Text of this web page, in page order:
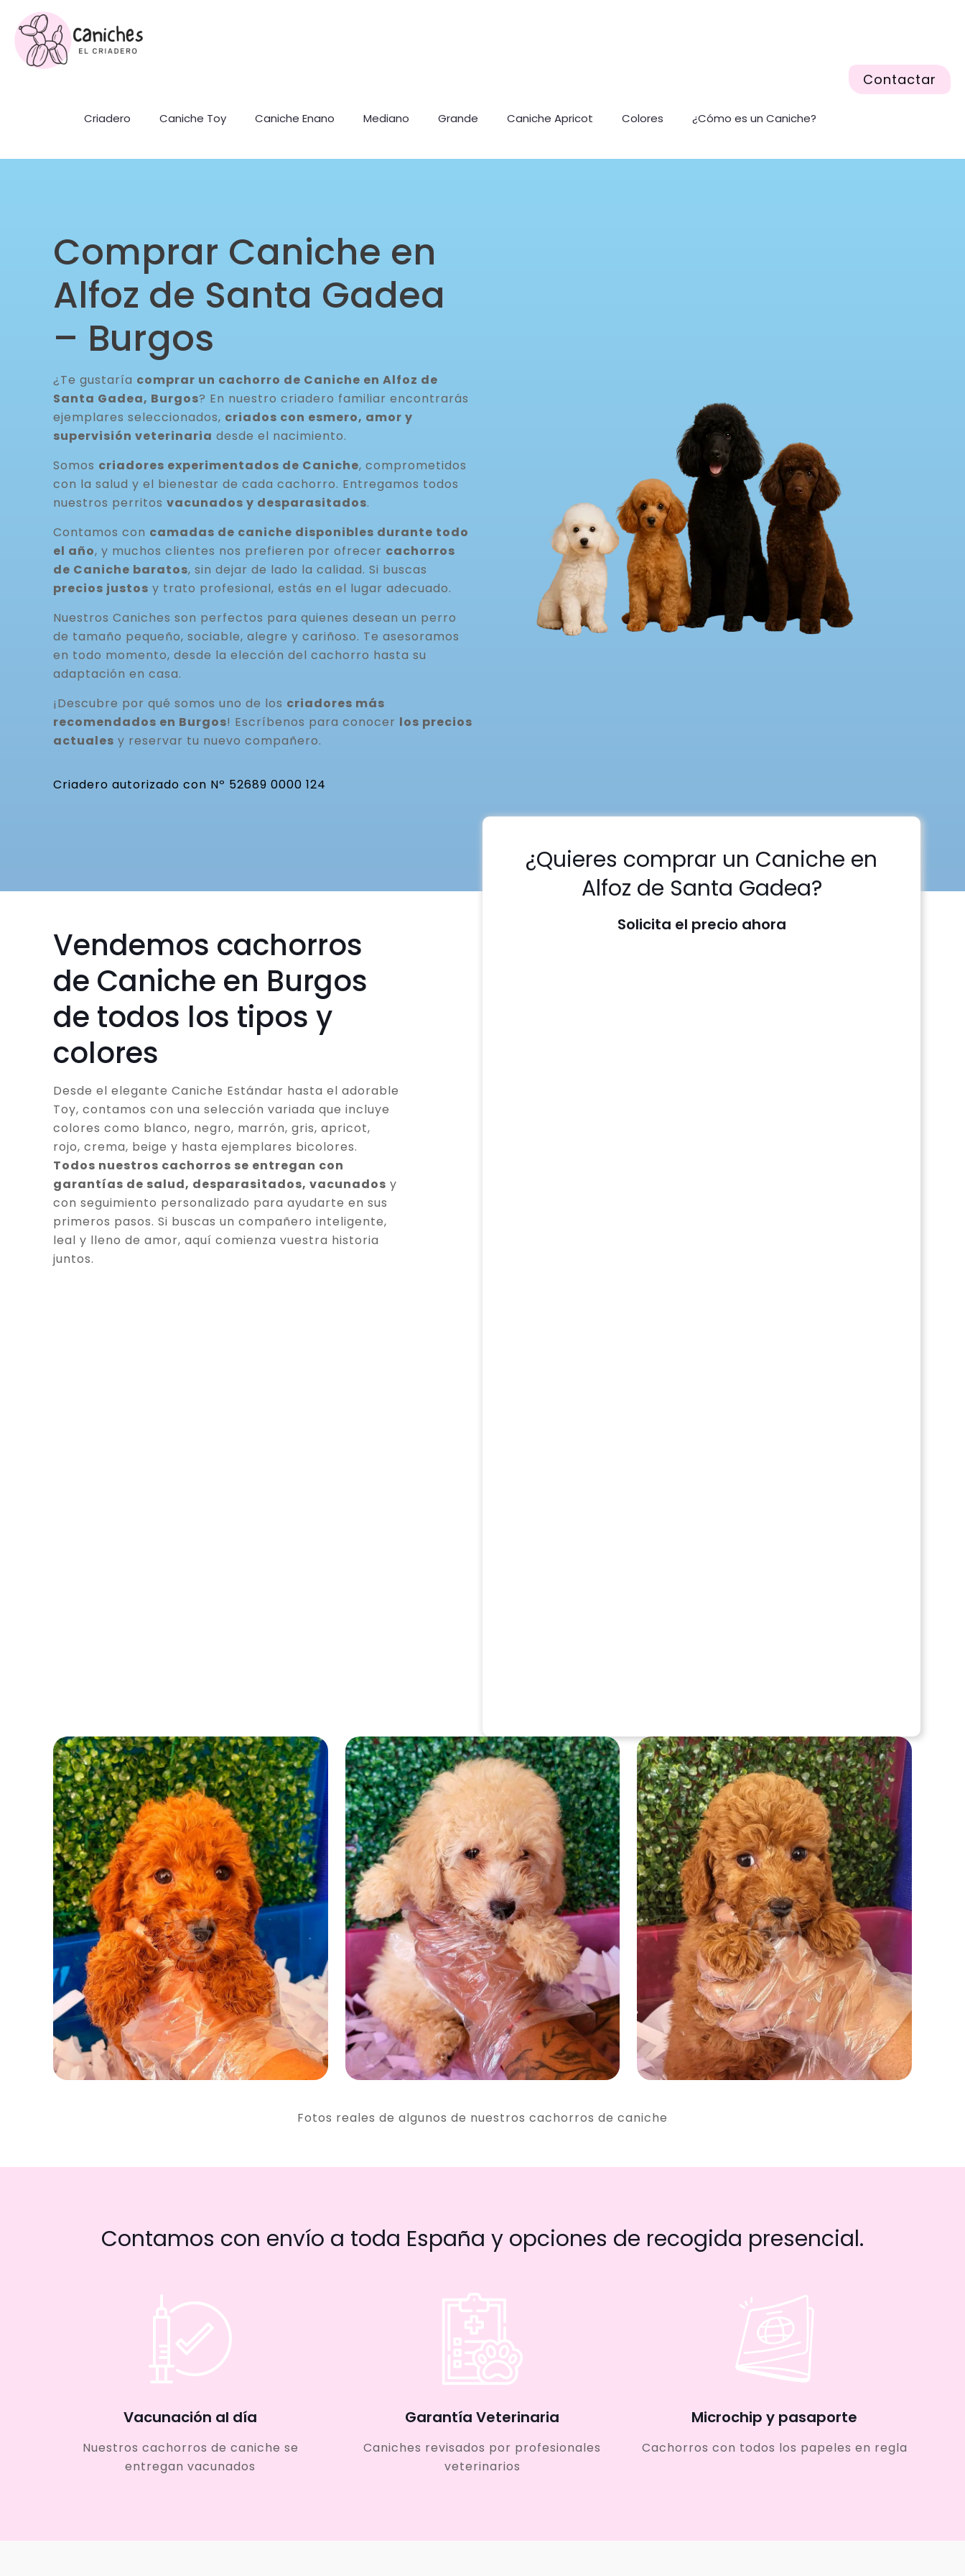
Criadero Caniche Toy Caniche Enano Mediano Grande Caniche Apricot Colores ¿Cómo es un Caniche?
Contactar
Comprar Caniche en
Alfoz de Santa Gadea
– Burgos
¿Te gustaría comprar un cachorro de Caniche en Alfoz de
Santa Gadea, Burgos? En nuestro criadero familiar encontrarás
ejemplares seleccionados, criados con esmero, amor y
supervisión veterinaria desde el nacimiento.
Somos criadores experimentados de Caniche, comprometidos
con la salud y el bienestar de cada cachorro. Entregamos todos
nuestros perritos vacunados y desparasitados.
Contamos con camadas de caniche disponibles durante todo
el año, y muchos clientes nos prefieren por ofrecer cachorros
de Caniche baratos, sin dejar de lado la calidad. Si buscas
precios justos y trato profesional, estás en el lugar adecuado.
Nuestros Caniches son perfectos para quienes desean un perro
de tamaño pequeño, sociable, alegre y cariñoso. Te asesoramos
en todo momento, desde la elección del cachorro hasta su
adaptación en casa.
¡Descubre por qué somos uno de los criadores más
recomendados en Burgos! Escríbenos para conocer los precios
actuales y reservar tu nuevo compañero.
Criadero autorizado con Nº 52689 0000 124
Vendemos cachorros
de Caniche en Burgos
de todos los tipos y
colores
Desde el elegante Caniche Estándar hasta el adorable
Toy, contamos con una selección variada que incluye
colores como blanco, negro, marrón, gris, apricot,
rojo, crema, beige y hasta ejemplares bicolores.
Todos nuestros cachorros se entregan con
garantías de salud, desparasitados, vacunados y
con seguimiento personalizado para ayudarte en sus
primeros pasos. Si buscas un compañero inteligente,
leal y lleno de amor, aquí comienza vuestra historia
juntos.
¿Quieres comprar un Caniche en
Alfoz de Santa Gadea?
Solicita el precio ahora
Fotos reales de algunos de nuestros cachorros de caniche
Contamos con envío a toda España y opciones de recogida presencial.
Vacunación al día
Nuestros cachorros de caniche se
entregan vacunados
Garantía Veterinaria
Caniches revisados por profesionales
veterinarios
Microchip y pasaporte
Cachorros con todos los papeles en regla